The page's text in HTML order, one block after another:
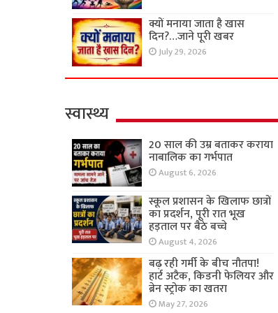
क्यों मनाया जाता है खास
दिन?…जाने पूरी खबर
July 29, 2026
स्वास्थ्य
20 साल की उम्र बताकर कराया
नाबालिक का गर्भपात
August 6, 2026
स्कूल प्रशासन के खिलाफ छात्रों
का प्रदर्शन, पूरी रात भूख
हड़ताल पर बैठे बच्चे
August 4, 2026
बढ़ रही गर्मी के बीच नौतपा!
हार्ट अटैक, किडनी फेलियर और
ब्रेन स्ट्रोक का खतरा
May 27, 2026